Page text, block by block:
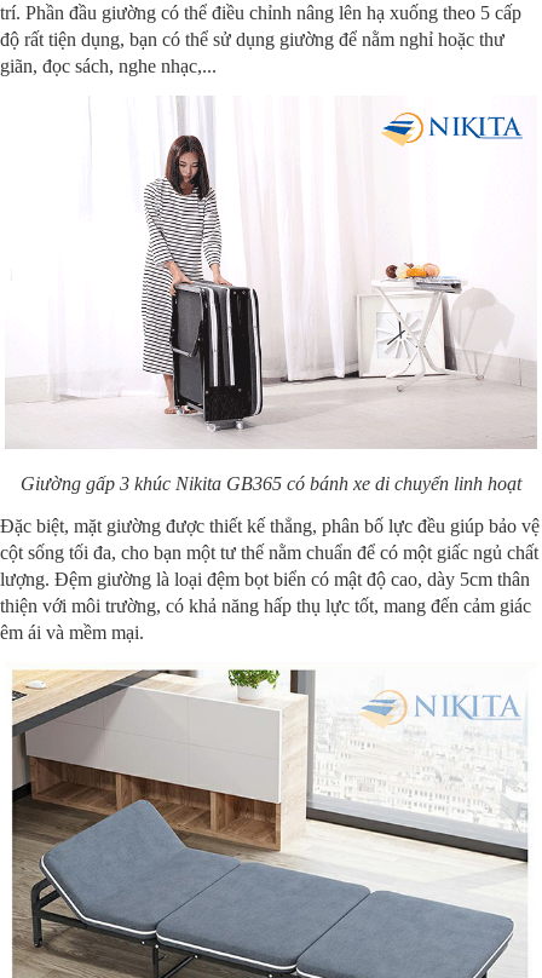
trí. Phần đầu giường có thể điều chỉnh nâng lên hạ xuống theo 5 cấp
độ rất tiện dụng, bạn có thể sử dụng giường để nằm nghỉ hoặc thư
giãn, đọc sách, nghe nhạc,...
Giường gấp 3 khúc Nikita GB365 có bánh xe di chuyển linh hoạt
Đặc biệt, mặt giường được thiết kế thẳng, phân bố lực đều giúp bảo vệ
cột sống tối đa, cho bạn một tư thế nằm chuẩn để có một giấc ngủ chất
lượng. Đệm giường là loại đệm bọt biển có mật độ cao, dày 5cm thân
thiện với môi trường, có khả năng hấp thụ lực tốt, mang đến cảm giác
êm ái và mềm mại.